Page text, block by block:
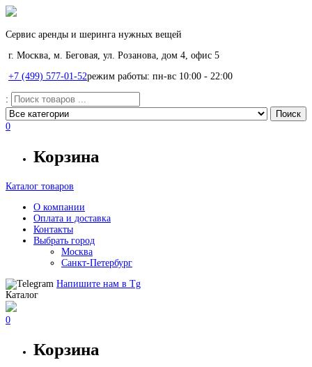
Сервис аренды и шеринга нужных вещей
г. Москва, м. Беговая, ул. Розанова, дом 4, офис 5
+7 (499) 577-01-52режим работы: пн-вс 10:00 - 22:00
:
0
Корзина
Каталог товаров
О компании
Оплата и доставка
Контакты
Выбрать город
Москва
Санкт-Петербург
Напишите нам в Tg
Каталог
0
Корзина